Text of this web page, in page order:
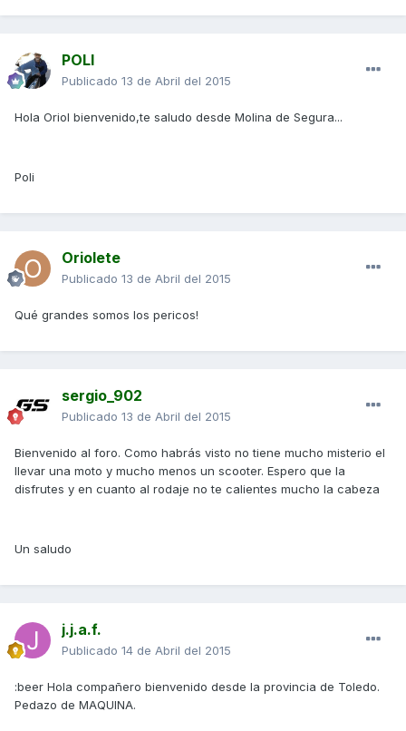
POLI
Publicado 13 de Abril del 2015
Hola Oriol bienvenido,te saludo desde Molina de Segura...
Poli
Oriolete
Publicado 13 de Abril del 2015
Qué grandes somos los pericos!
sergio_902
Publicado 13 de Abril del 2015
Bienvenido al foro. Como habrás visto no tiene mucho misterio el
llevar una moto y mucho menos un scooter. Espero que la
disfrutes y en cuanto al rodaje no te calientes mucho la cabeza
Un saludo
j.j.a.f.
Publicado 14 de Abril del 2015
:beer Hola compañero bienvenido desde la provincia de Toledo.
Pedazo de MAQUINA.